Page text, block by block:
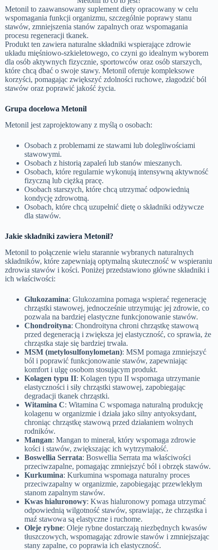
Metonil to zaawansowany suplement diety opracowany w celu
wspomagania funkcji organizmu, szczególnie poprawy stanu
stawów, zmniejszenia stanów zapalnych oraz wspomagania
procesu regeneracji tkanek.
Produkt ten zawiera naturalne składniki wspierające zdrowie
układu mięśniowo-szkieletowego, co czyni go idealnym wyborem
dla osób aktywnych fizycznie, sportowców oraz osób starszych,
które chcą dbać o swoje stawy. Metonil oferuje kompleksowe
korzyści, pomagając zwiększyć zdolności ruchowe, złagodzić ból
stawów oraz poprawić jakość życia.
Grupa docelowa Metonil
Metonil jest zaprojektowany z myślą o osobach:
Osobach z problemami ze stawami lub dolegliwościami
stawowymi.
Osobach z historią zapaleń lub stanów mieszanych.
Osobach, które regularnie wykonują intensywną aktywność
fizyczną lub ciężką pracę.
Osobach starszych, które chcą utrzymać odpowiednią
kondycję zdrowotną.
Osobach, które chcą uzupełnić dietę o składniki odżywcze
dla stawów.
Jakie składniki zawiera Metonil?
Metonil to połączenie wielu starannie wybranych naturalnych
składników, które zapewniają optymalną skuteczność w wspieraniu
zdrowia stawów i kości. Poniżej przedstawiono główne składniki i
ich właściwości:
Glukozamina: Glukozamina pomaga wspierać regenerację
chrząstki stawowej, jednocześnie utrzymując jej zdrowie, co
pozwala na bardziej elastyczne funkcjonowanie stawów.
Chondroityna: Chondroityna chroni chrząstkę stawową
przed degeneracją i zwiększa jej elastyczność, co sprawia, że
chrząstka staje się bardziej trwała.
MSM (metylosulfonylometan): MSM pomaga zmniejszyć
ból i poprawić funkcjonowanie stawów, zapewniając
komfort i ulgę osobom stosującym produkt.
Kolagen typu II: Kolagen typu II wspomaga utrzymanie
elastyczności i siły chrząstki stawowej, zapobiegając
degradacji tkanek chrząstki.
Witamina C: Witamina C wspomaga naturalną produkcję
kolagenu w organizmie i działa jako silny antyoksydant,
chroniąc chrząstkę stawową przed działaniem wolnych
rodników.
Mangan: Mangan to minerał, który wspomaga zdrowie
kości i stawów, zwiększając ich wytrzymałość.
Boswellia Serrata: Boswellia Serrata ma właściwości
przeciwzapalne, pomagając zmniejszyć ból i obrzęk stawów.
Kurkumina: Kurkumina wspomaga naturalny proces
przeciwzapalny w organizmie, zapobiegając przewlekłym
stanom zapalnym stawów.
Kwas hialuronowy: Kwas hialuronowy pomaga utrzymać
odpowiednią wilgotność stawów, sprawiając, że chrząstka i
maź stawowa są elastyczne i ruchome.
Oleje rybne: Oleje rybne dostarczają niezbędnych kwasów
tłuszczowych, wspomagając zdrowie stawów i zmniejszając
stany zapalne, co poprawia ich elastyczność.